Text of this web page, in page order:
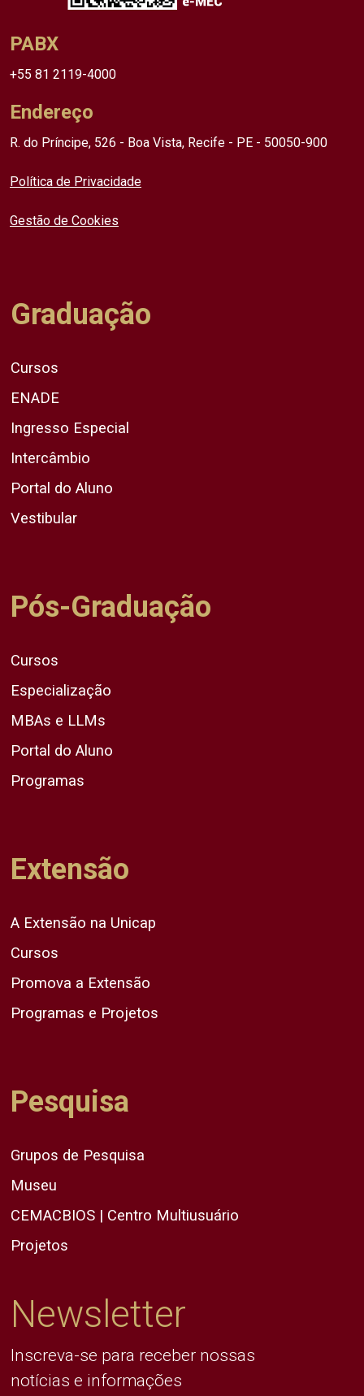
PABX
+55 81 2119-4000
Endereço
R. do Príncipe, 526 - Boa Vista, Recife - PE - 50050-900
Política de Privacidade
Gestão de Cookies
Graduação
Cursos
ENADE
Ingresso Especial
Intercâmbio
Portal do Aluno
Vestibular
Pós-Graduação
Cursos
Especialização
MBAs e LLMs
Portal do Aluno
Programas
Extensão
A Extensão na Unicap
Cursos
Promova a Extensão
Programas e Projetos
Pesquisa
Grupos de Pesquisa
Museu
CEMACBIOS | Centro Multiusuário
Projetos
Newsletter
Inscreva-se para receber nossas
notícias e informações